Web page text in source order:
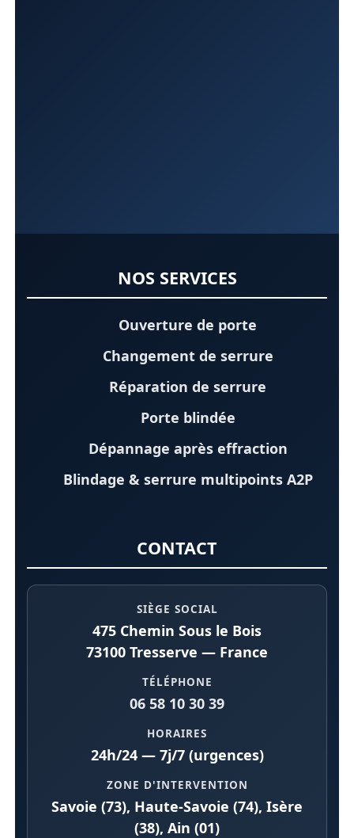
NOS SERVICES
Ouverture de porte
Changement de serrure
Réparation de serrure
Porte blindée
Dépannage après effraction
Blindage & serrure multipoints A2P
CONTACT
SIÈGE SOCIAL
475 Chemin Sous le Bois
73100 Tresserve — France
TÉLÉPHONE
06 58 10 30 39
HORAIRES
24h/24 — 7j/7 (urgences)
ZONE D'INTERVENTION
Savoie (73), Haute-Savoie (74), Isère
(38), Ain (01)